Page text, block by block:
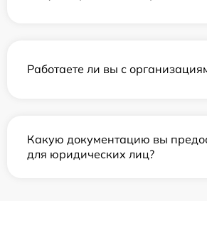
Работаете ли вы с
Какую документацию вы
для юридических лиц?